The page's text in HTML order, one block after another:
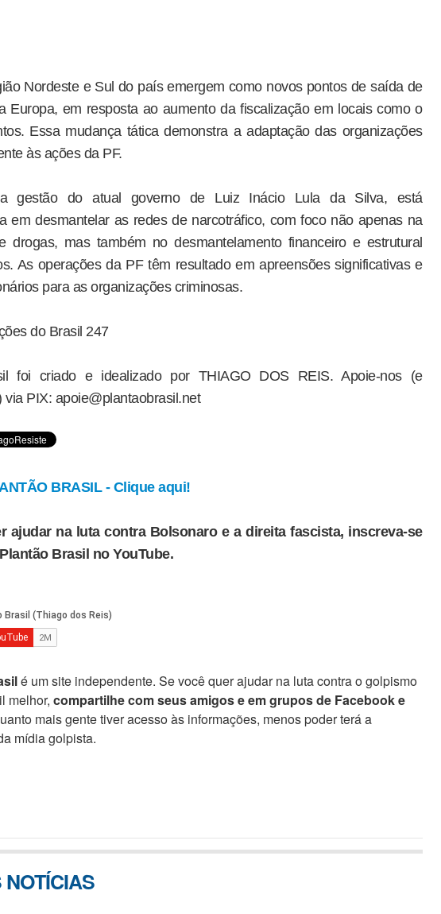
Nordeste e Sul do país emergem como novos pontos de saída de
Europa, em resposta ao aumento da fiscalização em locais como o
Essa mudança tática demonstra a adaptação das organizações
às ações da PF.
gestão do atual governo de Luiz Inácio Lula da Silva, está
em desmantelar as redes de narcotráfico, com foco não apenas na
drogas, mas também no desmantelamento financeiro e estrutural
As operações da PF têm resultado em apreensões significativas e
para as organizações criminosas.
do Brasil 247
foi criado e idealizado por THIAGO DOS REIS. Apoie-nos (e
via PIX: apoie@plantaobrasil.net
BRASIL - Clique aqui!
ajudar na luta contra Bolsonaro e a direita fascista, inscreva-se
Brasil no YouTube.
é um site independente. Se você quer ajudar na luta contra o golpismo
melhor, compartilhe com seus amigos e em grupos de Facebook e
mais gente tiver acesso às informações, menos poder terá a
mídia golpista.